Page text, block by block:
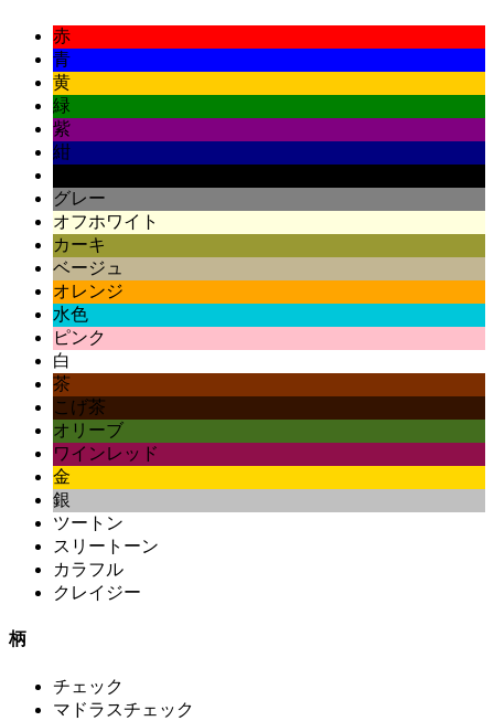
赤
青
黄
緑
紫
紺
グレー
オフホワイト
カーキ
ベージュ
オレンジ
水色
ピンク
白
茶
こげ茶
オリーブ
ワインレッド
金
銀
ツートン
スリートーン
カラフル
クレイジー
柄
チェック
マドラスチェック